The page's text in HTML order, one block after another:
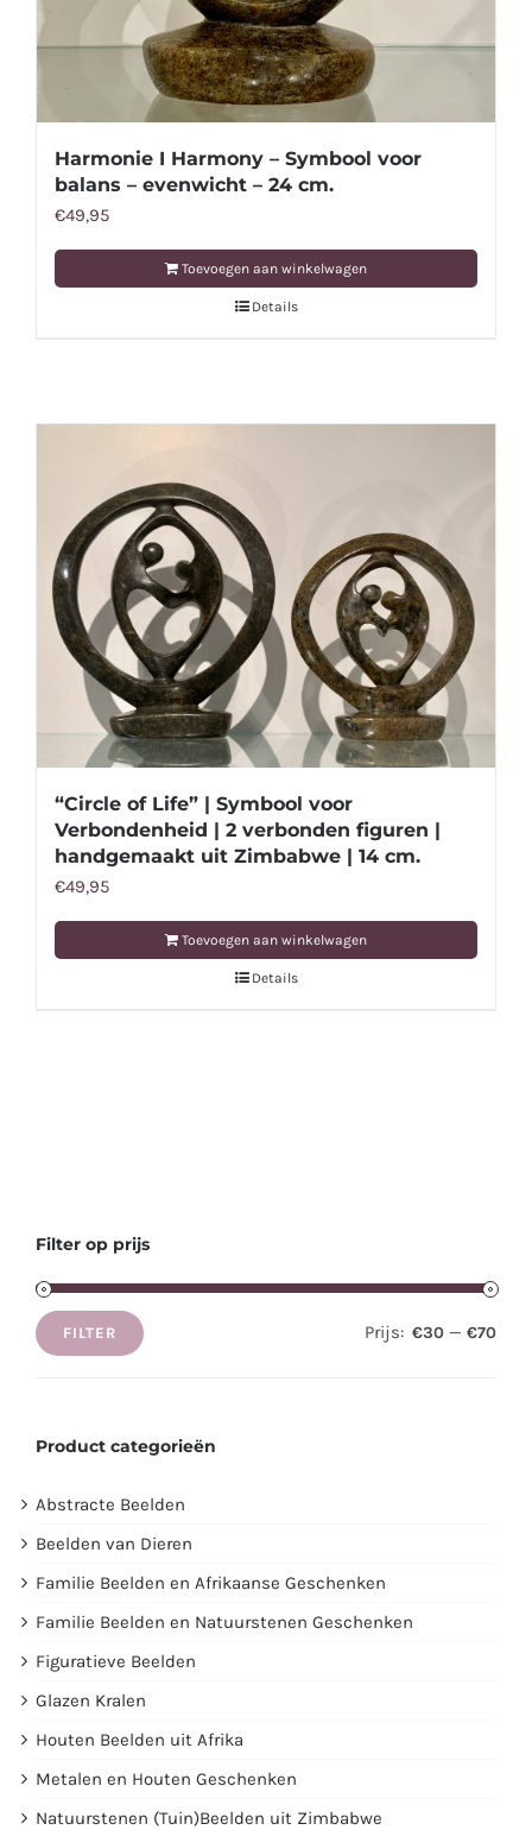
Harmonie I Harmony – Symbool voor
balans – evenwicht – 24 cm.
€49,95
Toevoegen aan winkelwagen
Details
“Circle of Life” | Symbool voor
Verbondenheid | 2 verbonden figuren |
handgemaakt uit Zimbabwe | 14 cm.
€49,95
Toevoegen aan winkelwagen
Details
Filter op prijs
Min.
Max.
FILTER Prijs: €30 — €70
Product categorieën
Abstracte Beelden
Beelden van Dieren
Familie Beelden en Afrikaanse Geschenken
Familie Beelden en Natuurstenen Geschenken
Figuratieve Beelden
Glazen Kralen
Houten Beelden uit Afrika
Metalen en Houten Geschenken
Natuurstenen (Tuin)Beelden uit Zimbabwe